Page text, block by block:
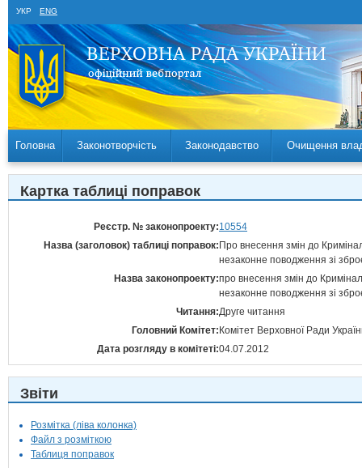
УКР ENG
Головна Законотворчість Законодавство Очищення
Картка таблиці поправок
Реєстр. № законопроекту:10554
Назва (заголовок) таблиці поправок: Про внесення змін до
незаконне поводження зі
Назва законопроекту:про внесення змін до
незаконне поводження зі
Читання:Друге читання
Головний Комітет: Комітет Верховної Ради
Дата розгляду в комітеті:04.07.2012
Звіти
Розмітка (ліва колонка)
Файл з розміткою
Таблиця поправок